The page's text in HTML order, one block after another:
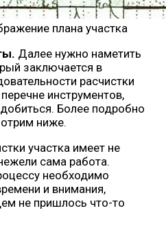
плана участка
Далее нужно наметить
заключается в
расчистки
инструментов,
Более подробно
ниже.
участка имеет не
сама работа.
необходимо
и внимания,
не пришлось что-то